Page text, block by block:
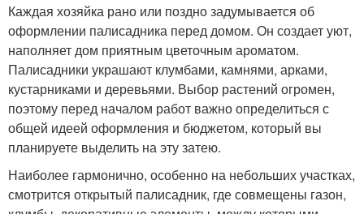
Каждая хозяйка рано или поздно задумывается об
оформлении палисадника перед домом. Он создает уют,
наполняет дом приятным цветочным ароматом.
Палисадники украшают клумбами, камнями, арками,
кустарниками и деревьями. Выбор растений огромен,
поэтому перед началом работ важно определиться с
общей идеей оформления и бюджетом, который вы
планируете выделить на эту затею.
Наиболее гармонично, особенно на небольших участках,
смотрится открытый палисадник, где совмещены газон,